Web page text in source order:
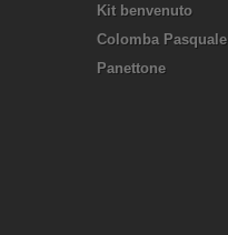
Kit benvenuto
Colomba Pasquale
Panettone